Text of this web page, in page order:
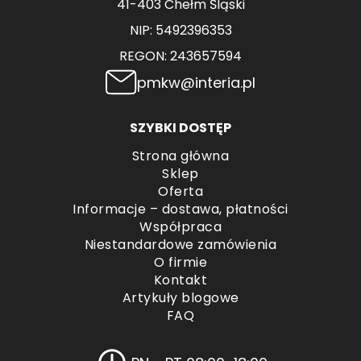
41-403 Chełm Śląski
NIP: 5492396353
REGON: 243657594
pmkw@interia.pl
SZYBKI DOSTĘP
Strona główna
Sklep
Oferta
Informacje – dostawa, płatności
Współpraca
Niestandardowe zamówienia
O firmie
Kontakt
Artykuły blogowe
FAQ